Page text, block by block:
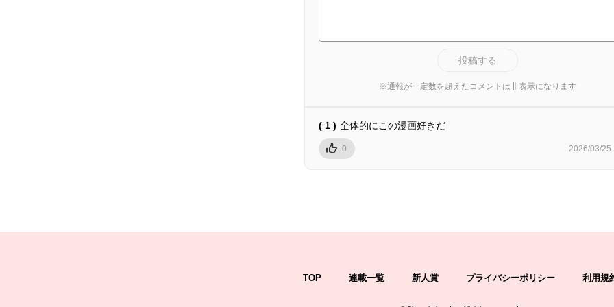
投稿する
※通報が一定数を超えたコメントは非表示になります
( 1 ) 全体的にこの漫画好きだ
0 2026/03/25
TOP 連載一覧 新人賞 プライバシーポリシー 利用規